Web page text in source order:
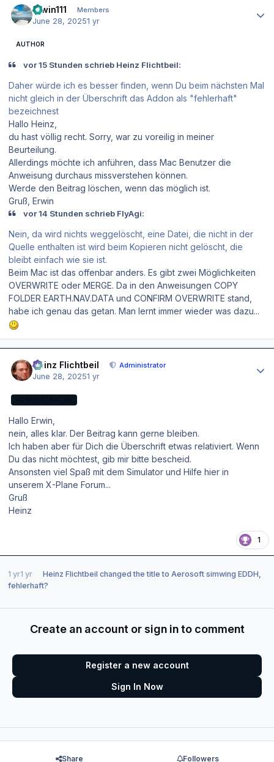
Erwin111 Members
June 28, 20251 yr
AUTHOR
vor 15 Stunden schrieb Heinz Flichtbeil:
Daher würde ich es besser finden, wenn Du beim nächsten Mal
nicht gleich in der Überschrift das Addon als "fehlerhaft"
bezeichnest
Hallo Heinz,
du hast völlig recht. Sorry, war zu voreilig in meiner
Beurteilung.
Allerdings möchte ich anführen, dass Mac Benutzer die
Anweisung durchaus missverstehen können.
Werde den Beitrag löschen, wenn das möglich ist.
Gruß, Erwin
vor 14 Stunden schrieb FlyAgi:
Nein, da wird nichts weggelöscht, eine Datei, die nicht in der
Quelle enthalten ist wird beim Kopieren nicht gelöscht, die
bleibt einfach wie sie ist.
Beim Mac ist das offenbar anders. Es gibt zwei Möglichkeiten
OVERWRITE oder MERGE. Da in den Anweisungen COPY
FOLDER EARTH.NAV.DATA und CONFIRM OVERWRITE stand,
habe ich genau das getan. Man lernt immer wieder was dazu...
Heinz Flichtbeil Administrator
June 28, 20251 yr
Hallo Erwin,
nein, alles klar. Der Beitrag kann gerne bleiben.
Ich haben aber für Dich die Überschrift etwas relativiert. Wenn
Du das nicht möchtest, gib mir bitte bescheid.
Ansonsten viel Spaß mit dem Simulator und Hilfe hier in
unserem X-Plane Forum...
Gruß
Heinz
1
1 yr1 yr Heinz Flichtbeil changed the title to Aerosoft simwing EDDH,
fehlerhaft?
Create an account or sign in to comment
Register a new account
Sign In Now
Share Followers